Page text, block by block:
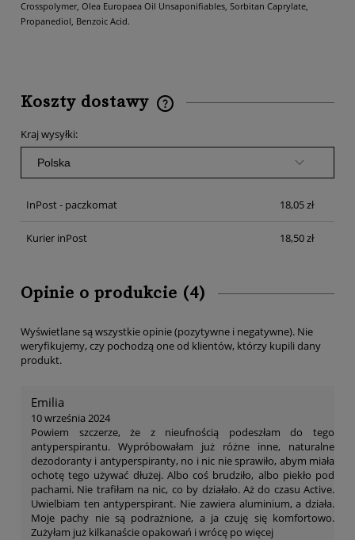
Crosspolymer, Olea Europaea Oil Unsaponifiables, Sorbitan Caprylate,
Propanediol, Benzoic Acid.
Koszty dostawy
Kraj wysyłki:
InPost - paczkomat 18,05 zł
Kurier inPost 18,50 zł
Opinie o produkcie (4)
Wyświetlane są wszystkie opinie (pozytywne i negatywne). Nie
weryfikujemy, czy pochodzą one od klientów, którzy kupili dany
produkt.
Emilia
10 września 2024
Powiem szczerze, że z nieufnością podeszłam do tego
antyperspirantu. Wypróbowałam już różne inne, naturalne
dezodoranty i antyperspiranty, no i nic nie sprawiło, abym miała
ochotę tego używać dłużej. Albo coś brudziło, albo piekło pod
pachami. Nie trafiłam na nic, co by działało. Aż do czasu Active.
Uwielbiam ten antyperspirant. Nie zawiera aluminium, a działa.
Moje pachy nie są podrażnione, a ja czuję się komfortowo.
Zużyłam już kilkanaście opakowań i wrócę po więcej